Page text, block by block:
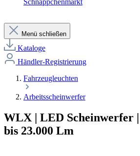
Schnäppchenmarkt
Menü schließen
Kataloge
Händler-Registrierung
Fahrzeugleuchten
Arbeitsscheinwerfer
WLX | LED Scheinwerfer |
bis 23.000 Lm